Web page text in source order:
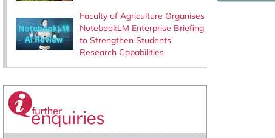
Faculty of Agriculture Organises
NotebookLM Enterprise Briefing
to Strengthen Students'
Research Capabilities